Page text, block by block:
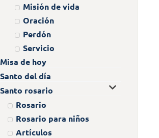
Misión de vida
Oración
Perdón
Servicio
Misa de hoy
Santo del día
Santo rosario
Rosario
Rosario para niños
Artículos